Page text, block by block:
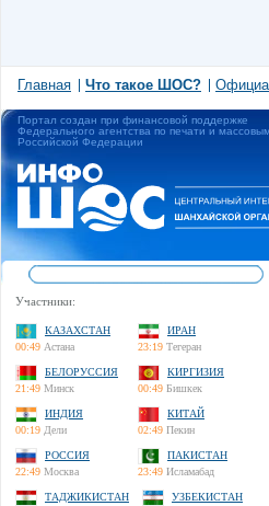
Главная Что такое ШОС?
Портал создан при финансовой поддержке
Федерального агентства по печати и
Российской Федерации
Участники:
КАЗАХСТАН
00:49 Астана
ИРАН
23:19 Тегеран
БЕЛОРУССИЯ
21:49 Минск
КИРГИЗИЯ
00:49 Бишкек
ИНДИЯ
00:19 Дели
КИТАЙ
02:49 Пекин
РОССИЯ
22:49 Москва
ПАКИСТАН
23:49 Исламабад
ТАДЖИКИСТАН
УЗБЕКИСТАН